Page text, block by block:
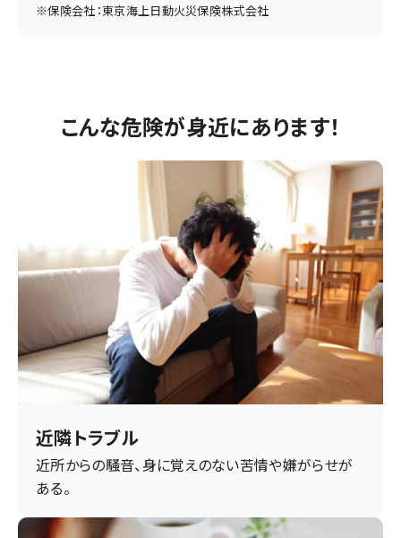
※保険会社：東京海上日動火災保険株式会社
こんな危険が身近にあります！
近隣トラブル
近所からの騒音、身に覚えのない苦情や嫌がらせが
ある。